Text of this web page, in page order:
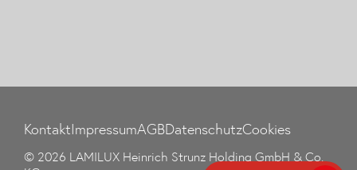
KontaktImpressumAGBDatenschutzCookies
© 2026 LAMILUX Heinrich Strunz Holding GmbH & Co.